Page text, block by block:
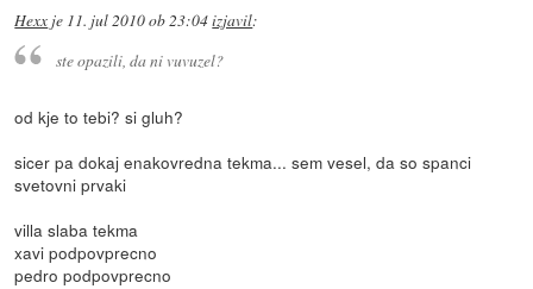
Hexx je 11. jul 2010 ob 23:04izjavil:
ste opazili, da ni vuvuzel?
od kje to tebi? si gluh?
sicer pa dokaj enakovredna tekma... sem vesel, da so spanci
svetovni prvaki
villa slaba tekma
xavi podpovprecno
pedro podpovprecno